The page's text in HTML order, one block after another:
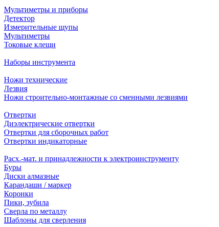
Мультиметры и приборы
Детектор
Измерительные щупы
Мультиметры
Токовые клещи
Наборы инструмента
Ножи технические
Лезвия
Ножи строительно-монтажные со сменными лезвиями
Отвертки
Диэлектрические отвертки
Отвертки для сборочных работ
Отвертки индикаторные
Расх.-мат. и принадлежности к электроинструменту
Буры
Диски алмазные
Карандаши / маркер
Коронки
Пики, зубила
Сверла по металлу
Шаблоны для сверления